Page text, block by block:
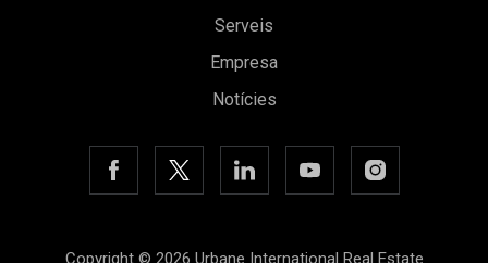
Serveis
Empresa
Notícies
Copyright © 2026 Urbane International Real Estate
Guardar configuració